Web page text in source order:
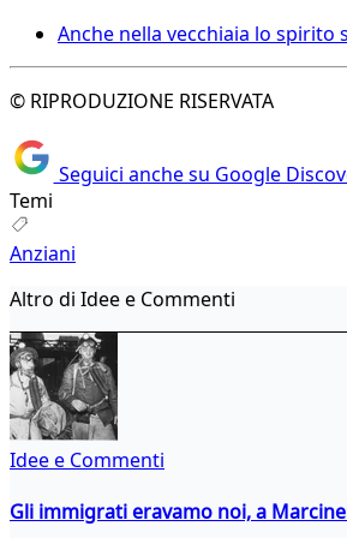
Anche nella vecchiaia lo
© RIPRODUZIONE RISERVATA
Seguici anche su Google
Temi
Anziani
Altro di Idee e Commenti
Idee e Commenti
Gli immigrati eravamo noi, a